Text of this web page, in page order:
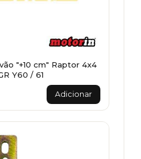
"+10 cm" Raptor 4x4
Y60 / 61
Adicionar